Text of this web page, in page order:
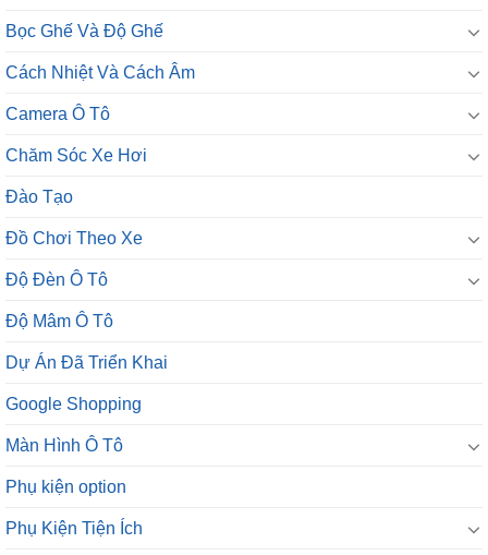
Bọc Ghế Và Độ Ghế
Cách Nhiệt Và Cách Âm
Camera Ô Tô
Chăm Sóc Xe Hơi
Đào Tạo
Đồ Chơi Theo Xe
Độ Đèn Ô Tô
Độ Mâm Ô Tô
Dự Án Đã Triển Khai
Google Shopping
Màn Hình Ô Tô
Phụ kiện option
Phụ Kiện Tiện Ích